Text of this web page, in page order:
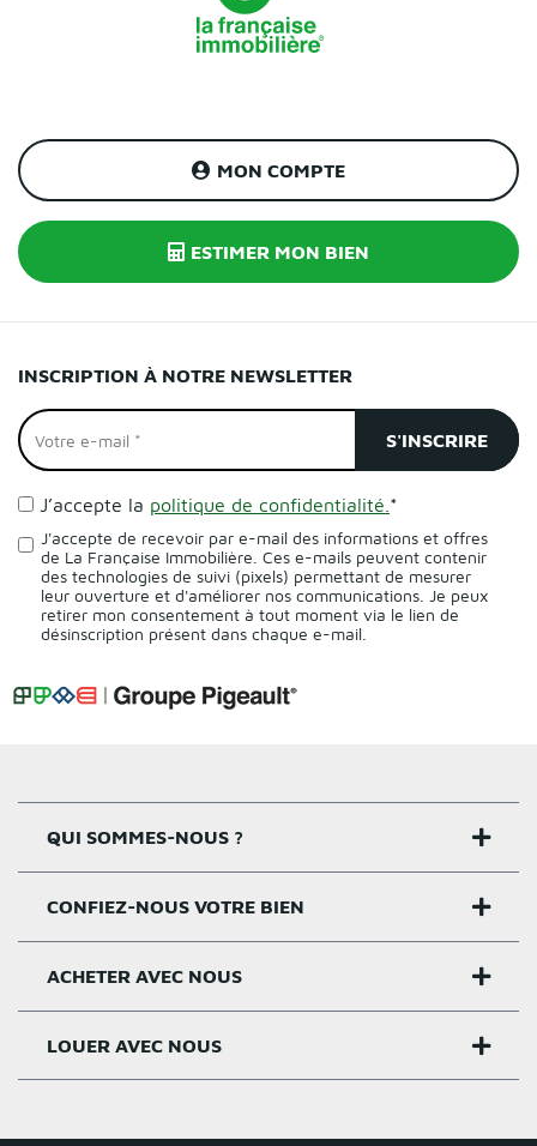
MON COMPTE
ESTIMER MON BIEN
INSCRIPTION À NOTRE NEWSLETTER
J’accepte la politique de confidentialité. *
J'accepte de recevoir par e-mail des informations et offres
de La Française Immobilière. Ces e-mails peuvent contenir
des technologies de suivi (pixels) permettant de mesurer
leur ouverture et d'améliorer nos communications. Je peux
retirer mon consentement à tout moment via le lien de
désinscription présent dans chaque e-mail.
QUI SOMMES-NOUS ?
Nos agences
Notre histoire
Nos valeurs
CONFIEZ-NOUS VOTRE BIEN
Estimer un bien
Critères estimation
ACHETER AVEC NOUS
Acheter sur Rennes
LOUER AVEC NOUS